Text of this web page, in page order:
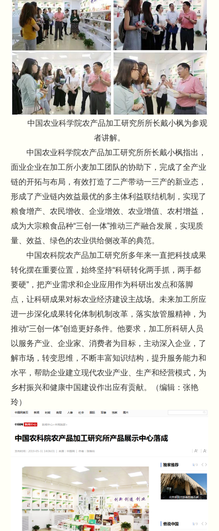
中国农业科学院农产品加工研究所所长戴小枫为参观
者讲解。
中国农业科学院农产品加工研究所所长戴小枫指出，
面业企业在加工所小麦加工团队的协助下，完成了全产业
链的开拓与布局，有效打造了二产带动一三产的新业态，
形成了产业链内效益最优的多主体利益联结机制，实现了
粮食增产、农民增收、企业增效、农业增值、农村增益，
成为大宗粮食品种“三创一体”推动三产融合发展，实现质
量、效益、绿色的农业供给侧改革的典范。
中国农科院农产品加工研究所多年来一直把科技成果
转化摆在重要位置，始终坚持“科研转化两手抓，两手都
要硬”，把产业需求和企业应用作为科研出发点和落脚
点，让科研成果对标农业经济建设主战场。未来加工所应
进一步深化成果转化体制机制改革，落实放管服精神，为
推动“三创一体”创造更好条件。他要求，加工所科研人员
以服务产业、企业家、消费者为目标，主动深入企业，了
解市场，转变思维，不断丰富知识结构，提升服务能力和
水平，帮助企业建立现代农业产业、生产和经营模式，为
乡村振兴和健康中国建设作出应有贡献。（编辑：张艳
玲）